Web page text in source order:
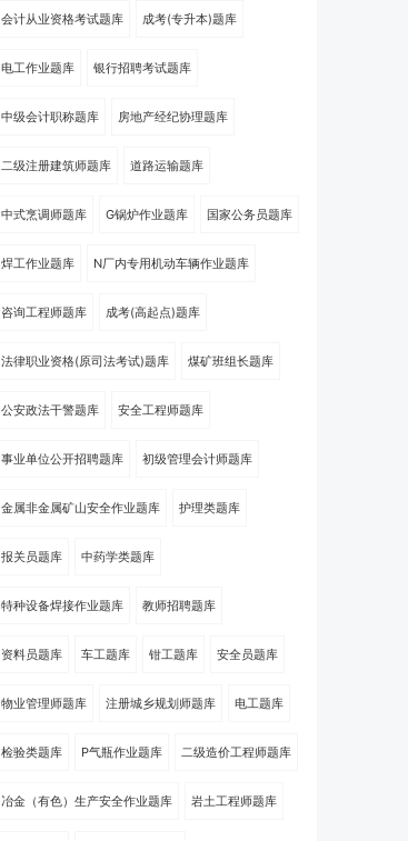
会计从业资格考试题库 成考(专升本)题库
电工作业题库 银行招聘考试题库
中级会计职称题库 房地产经纪协理题库
二级注册建筑师题库 道路运输题库
中式烹调师题库 G锅炉作业题库 国家公务员题库
焊工作业题库 N厂内专用机动车辆作业题库
咨询工程师题库 成考(高起点)题库
法律职业资格(原司法考试)题库 煤矿班组长题库
公安政法干警题库 安全工程师题库
事业单位公开招聘题库 初级管理会计师题库
金属非金属矿山安全作业题库 护理类题库
报关员题库 中药学类题库
特种设备焊接作业题库 教师招聘题库
资料员题库 车工题库 钳工题库 安全员题库
物业管理师题库 注册城乡规划师题库 电工题库
检验类题库 P气瓶作业题库 二级造价工程师题库
冶金（有色）生产安全作业题库 岩土工程师题库